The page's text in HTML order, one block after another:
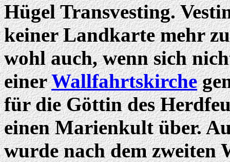
Hügel Transvesting.
keiner Landkarte mehr
wohl auch, wenn sich
einerWallfahrtskirche
für die Göttin des
einen Marienkult über.
wurde nach dem zweiten